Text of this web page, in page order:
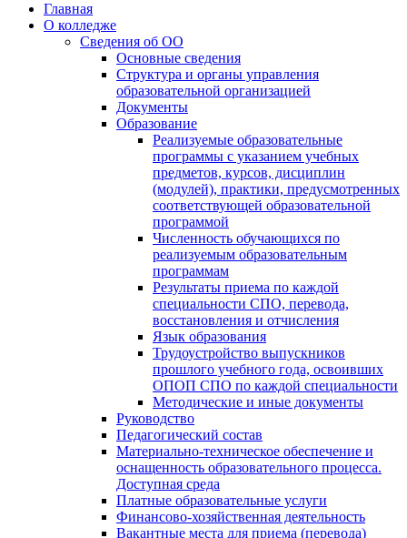
Главная
О колледже
Сведения об ОО
Основные сведения
Структура и органы управления
образовательной организацией
Документы
Образование
Реализуемые образовательные
программы с указанием учебных
предметов, курсов, дисциплин
(модулей), практики, предусмотренных
соответствующей образовательной
программой
Численность обучающихся по
реализуемым образовательным
программам
Результаты приема по каждой
специальности СПО, перевода,
восстановления и отчисления
Язык образования
Трудоустройство выпускников
прошлого учебного года, освоивших
ОПОП СПО по каждой специальности
Методические и иные документы
Руководство
Педагогический состав
Материально-техническое обеспечение и
оснащенность образовательного процесса.
Доступная среда
Платные образовательные услуги
Финансово-хозяйственная деятельность
Вакантные места для приема (перевода)